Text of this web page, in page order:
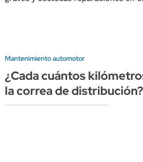
Mantenimiento automotor
¿Cada cuántos
la correa de distribución?